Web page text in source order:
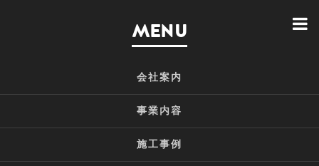
MENU
会社案内
事業内容
施工事例